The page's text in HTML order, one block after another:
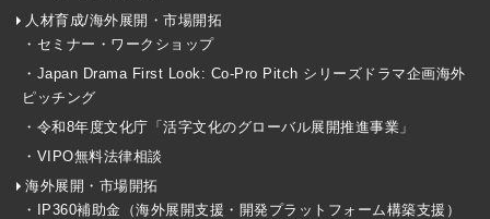
人材育成/海外展開・市場開拓
・セミナー・ワークショップ
・Japan Drama First Look: Co-Pro Pitch シリーズドラマ企画海外
ピッチング
・令和8年度文化庁「活字文化のグローバル展開推進事業」
・VIPO無料法律相談
海外展開・市場開拓
・IP360補助金（海外展開支援・開発プラットフォーム構築支援）